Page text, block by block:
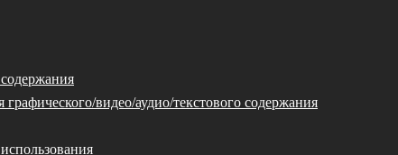
видео/аудио/текстового содержания